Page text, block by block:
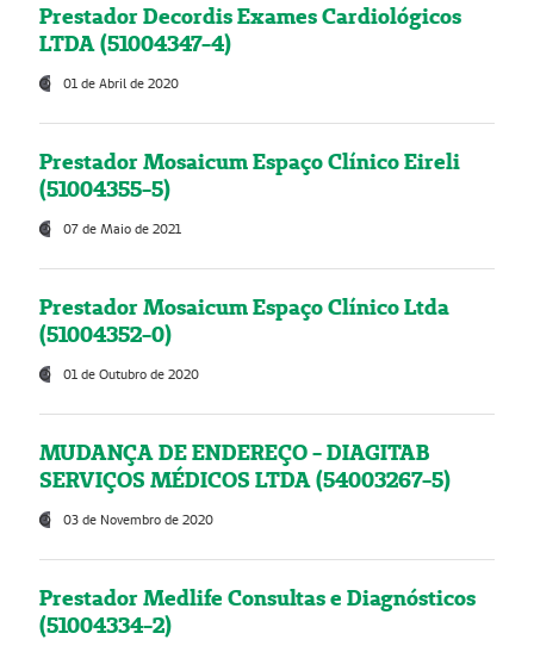
Prestador Decordis Exames Cardiológicos
LTDA (51004347-4)
01 de Abril de 2020
Prestador Mosaicum Espaço Clínico Eireli
(51004355-5)
07 de Maio de 2021
Prestador Mosaicum Espaço Clínico Ltda
(51004352-0)
01 de Outubro de 2020
MUDANÇA DE ENDEREÇO - DIAGITAB
SERVIÇOS MÉDICOS LTDA (54003267-5)
03 de Novembro de 2020
Prestador Medlife Consultas e Diagnósticos
(51004334-2)